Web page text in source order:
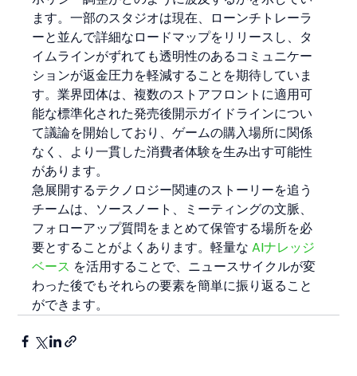
ます。一部のスタジオは現在、ローンチトレーラ
ーと並んで詳細なロードマップをリリースし、タ
イムラインがずれても透明性のあるコミュニケー
ションが返金圧力を軽減することを期待していま
す。業界団体は、複数のストアフロントに適用可
能な標準化された発売後開示ガイドラインについ
て議論を開始しており、ゲームの購入場所に関係
なく、より一貫した消費者体験を生み出す可能性
があります。
急展開するテクノロジー関連のストーリーを追う
チームは、ソースノート、ミーティングの文脈、
フォローアップ質問をまとめて保管する場所を必
要とすることがよくあります。軽量な AIナレッジ
ベース を活用することで、ニュースサイクルが変
わった後でもそれらの要素を簡単に振り返ること
ができます。